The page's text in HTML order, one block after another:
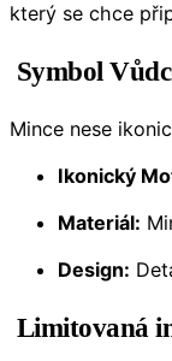
který se chce
Symbol
Mince nese
Ikonický
Materiál:
Design:
Limitovaná